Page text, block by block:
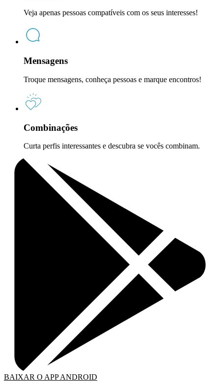
Veja apenas pessoas compatíveis com os seus interesses!
Mensagens
Troque mensagens, conheça pessoas e marque encontros!
Combinações
Curta perfis interessantes e descubra se vocês combinam.
BAIXAR O APP ANDROID